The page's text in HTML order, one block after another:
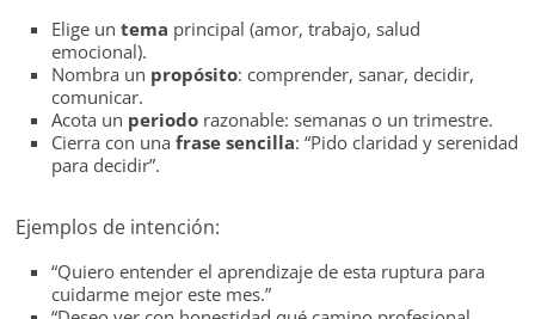
Elige untema principal (amor, trabajo, salud
emocional).
Nombra un propósito: comprender, sanar, decidir,
comunicar.
Acota un periodo razonable: semanas o un trimestre.
Cierra con unafrase sencilla: “Pido claridad y serenidad
para decidir”.
Ejemplos de intención:
“Quiero entender el aprendizaje de esta ruptura para
cuidarme mejor este mes.”